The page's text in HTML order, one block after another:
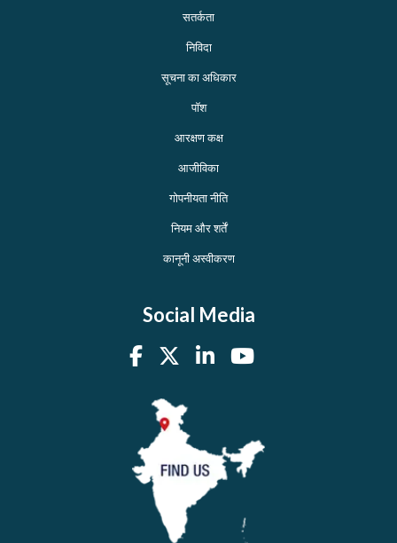
सतर्कता
निविदा
सूचना का अधिकार
पॉश
आरक्षण कक्ष
आजीविका
गोपनीयता नीति
नियम और शर्तें
कानूनी अस्वीकरण
Social Media